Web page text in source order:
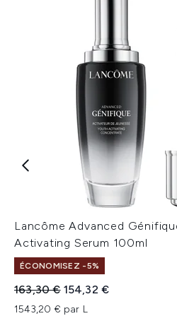
Lancôme Advanced
Activating Serum 100ml
ÉCONOMISEZ -5%
Prix de vente :
163,30 € Prix ​​actuel :
154,32 €
1543,20 € par L